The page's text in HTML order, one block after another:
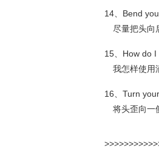
14、Bend
尽量把头向
15、How do
我怎样使用
16、Turn
将头歪向一